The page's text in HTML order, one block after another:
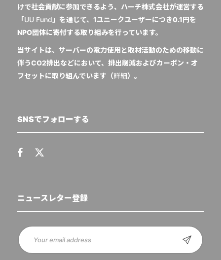
けで社会貢献に参加できるよう、ハーチ株式会社が運営する
「UU Fund 」を通じて、1ユニークユーザーにつき0.1円を
NPO団体に寄付する取り組みを行っています。
当サイトは、サーバーの電力使用と取材活動のための移動に
伴うCO2排出などにおいて、排出削減およびカーボン・オ
フセットに取り組んでいます（詳細）。
SNSでフォローする
ニュースレター登録